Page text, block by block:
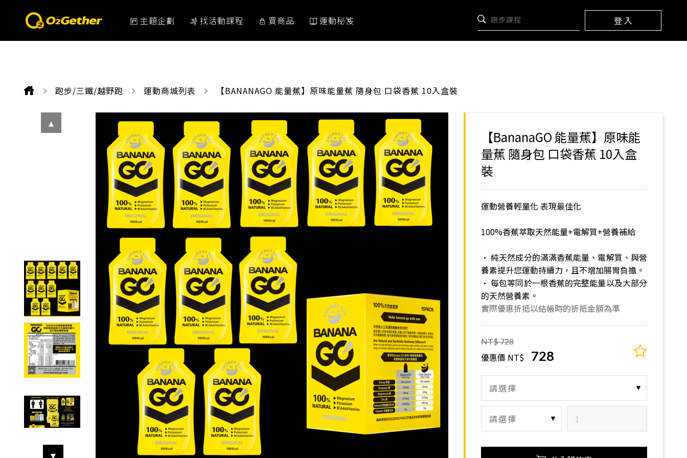
主題企劃 找活動課程 買商品 運動秘笈 登 入
跑步/三鐵/越野跑 運動商城列表 CURRENT:
【BANANAGO 能量蕉】原味能量蕉 隨身包 口袋香蕉 10入盒裝
【BananaGO 能量蕉】原味能
量蕉 隨身包 口袋香蕉 10入盒
裝
運動營養輕量化 表現最佳化
100%香蕉萃取天然能量+電解質+營養補給
• 純天然成分的滿滿香蕉能量、電解質、與營
養素提升您運動持續力，且不增加腸胃負擔。
• 每包等同於一根香蕉的完整能量以及大部分
的天然營養素。
實際優惠折抵以結帳時的折抵金額為準
NT$ 728
優惠價 NT$ 728